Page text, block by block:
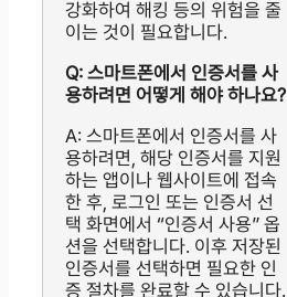
강화하여 해킹 등의 위험을 줄
이는 것이 필요합니다.
Q: 스마트폰에서 인증서를 사
용하려면 어떻게 해야 하나요?
A: 스마트폰에서 인증서를 사
용하려면, 해당 인증서를 지원
하는 앱이나 웹사이트에 접속
한 후, 로그인 또는 인증서 선
택 화면에서 “인증서 사용” 옵
션을 선택합니다. 이후 저장된
인증서를 선택하면 필요한 인
증 절차를 완료할 수 있습니다.